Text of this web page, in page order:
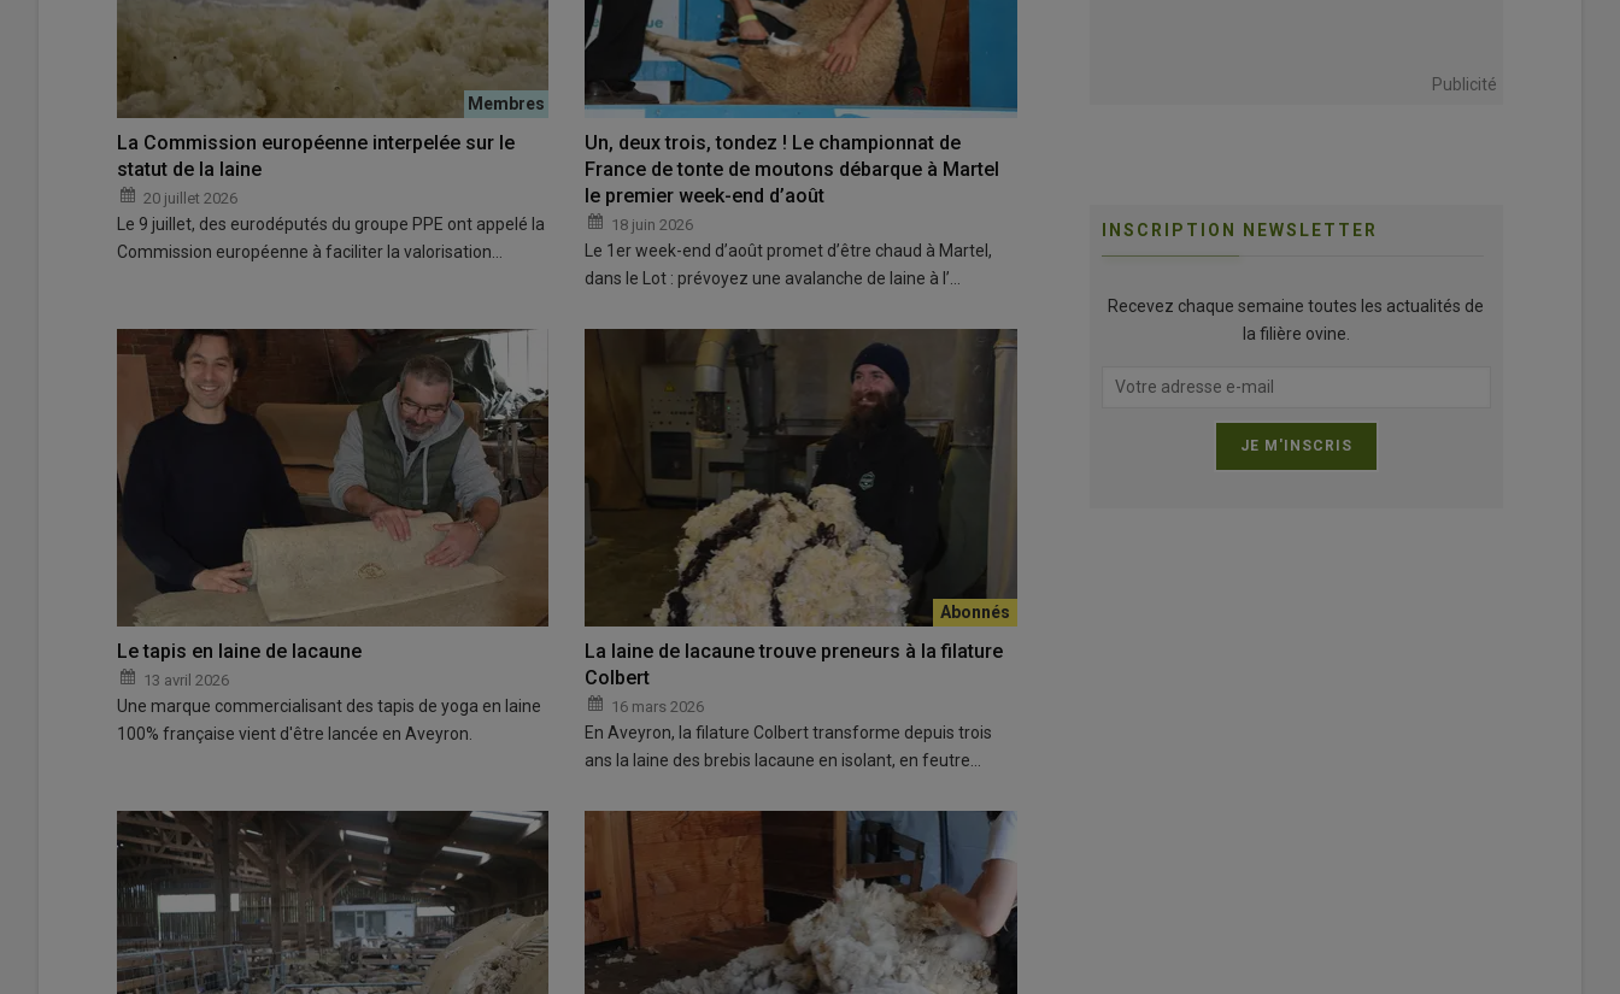
La Commission européenne interpelée sur le
statut de la laine
20 juillet 2026
Le 9 juillet, des eurodéputés du groupe PPE ont appelé la
Commission européenne à faciliter la valorisation…
Un, deux trois, tondez ! Le championnat de
France de tonte de moutons débarque à Martel
le premier week-end d’août
18 juin 2026
Le 1er week-end d’août promet d’être chaud à Martel,
dans le Lot : prévoyez une avalanche de laine à l’…
Le tapis en laine de lacaune
13 avril 2026
Une marque commercialisant des tapis de yoga en laine
100% française vient d'être lancée en Aveyron.
La laine de lacaune trouve preneurs à la filature
Colbert
16 mars 2026
En Aveyron, la filature Colbert transforme depuis trois
ans la laine des brebis lacaune en isolant, en feutre…
Publicité
INSCRIPTION NEWSLETTER
Recevez chaque semaine toutes les actualités de
la filière ovine.